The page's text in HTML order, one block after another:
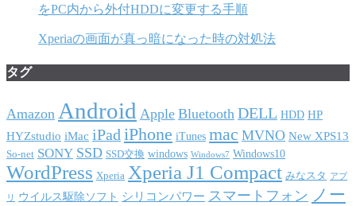
をPC内から外付HDDに変更する手順
Xperiaの画面が真っ暗になった時の対処法
タグ
Amazon Android Apple Bluetooth DELL HDD HP
HYZstudio iMac iPad iPhone iTunes mac MVNO New XPS13
So-net SONY SSD SSD交換 windows Windows7 Windows10
WordPress Xperia Xperia J1 Compact みなスタ アプ
リ ウイルス駆除ソフト シリコンパワー スマートフォン ノー